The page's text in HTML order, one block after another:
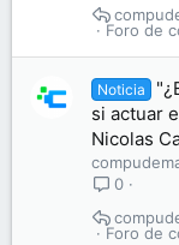
Foro de
Noticia
si actuar
Nicolas
0
Foro de